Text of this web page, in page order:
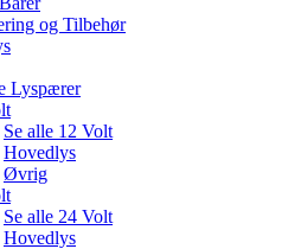
og Tilbehør
Lyspærer
Se alle 12 Volt
Hovedlys
Øvrig
Se alle 24 Volt
Hovedlys